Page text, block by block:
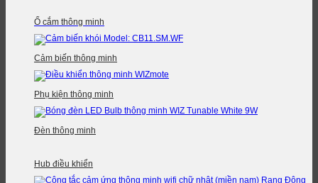
Ổ cắm thông minh
Cảm biến thông minh
Phụ kiện thông minh
Đèn thông minh
Hub điều khiển